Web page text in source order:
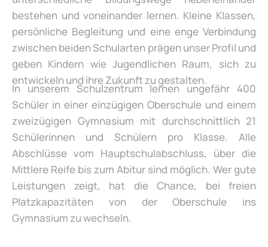
bestehen und voneinander lernen. Kleine Klassen,
persönliche Begleitung und eine enge Verbindung
zwischen beiden Schularten prägen unser Profil und
geben Kindern wie Jugendlichen Raum, sich zu
entwickeln und ihre Zukunft zu gestalten.
In unserem Schulzentrum lernen ungefähr 400
Schüler in einer einzügigen Oberschule und einem
zweizügigen Gymnasium mit durchschnittlich 21
Schülerinnen und Schülern pro Klasse. Alle
Abschlüsse vom Hauptschulabschluss, über die
Mittlere Reife bis zum Abitur sind möglich. Wer gute
Leistungen zeigt, hat die Chance, bei freien
Platzkapazitäten von der Oberschule ins
Gymnasium zu wechseln.